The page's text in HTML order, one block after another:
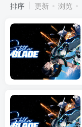
排序 更新 浏览